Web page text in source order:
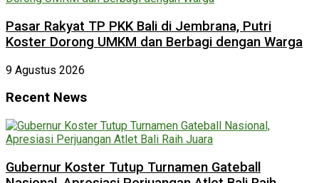
Pasar Rakyat TP PKK Bali di Jembrana, Putri
Koster Dorong UMKM dan Berbagi dengan Warga
9 Agustus 2026
Recent News
Gubernur Koster Tutup Turnamen Gateball